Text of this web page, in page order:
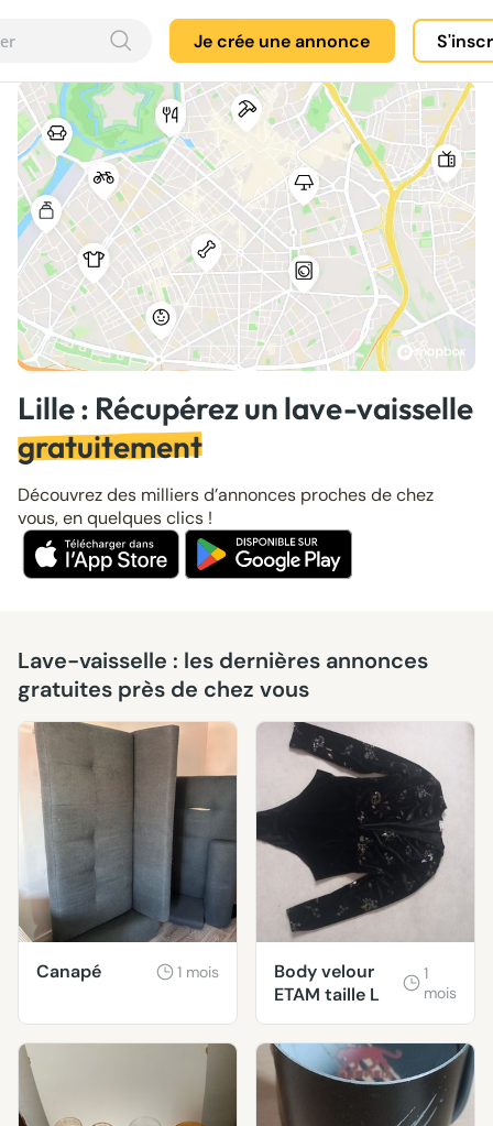
Je crée une annonce
Lille : Récupérez un lave-vaisselle
gratuitement
Découvrez des milliers d’annonces proches de chez
vous, en quelques clics !
Lave-vaisselle : les dernières annonces
gratuites près de chez vous
Canapé 1 mois
Body velour
ETAM taille L
1
mois